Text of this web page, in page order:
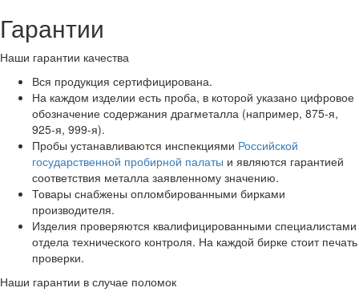
Гарантии
Наши гарантии качества
Вся продукция сертифицирована.
На каждом изделии есть проба, в которой указано цифровое
обозначение содержания драгметалла (например, 875-я,
925-я, 999-я).
Пробы устанавливаются инспекциями Российской
государственной пробирной палаты и являются гарантией
соответствия металла заявленному значению.
Товары снабжены опломбированными бирками
производителя.
Изделия проверяются квалифицированными специалистами
отдела технического контроля. На каждой бирке стоит печать
проверки.
Наши гарантии в случае поломок